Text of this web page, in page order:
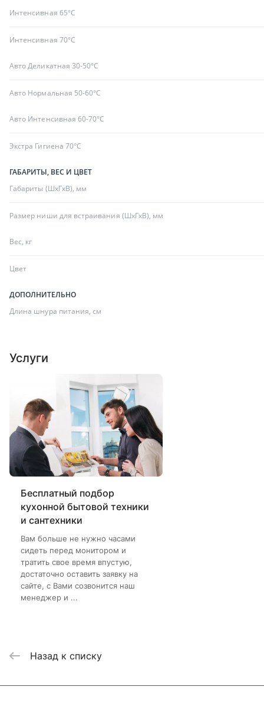
Интенсивная 65°C
Интенсивная 70°C
Авто Деликатная 30-50°C
Авто Нормальная 50-60°C
Авто Интенсивная 60-70°C
Экстра Гигиена 70°C
ГАБАРИТЫ, ВЕС И ЦВЕТ
Габариты (ШхГхВ), мм
Размер ниши для встраивания (ШхГхВ), мм
Вес, кг
Цвет
ДОПОЛНИТЕЛЬНО
Длина шнура питания, см
Услуги
Бесплатный подбор
кухонной бытовой техники
и сантехники
Вам больше не нужно часами
сидеть перед монитором и
тратить свое время впустую,
достаточно оставить заявку на
сайте, с Вами созвонится наш
менеджер и ...
Назад к списку